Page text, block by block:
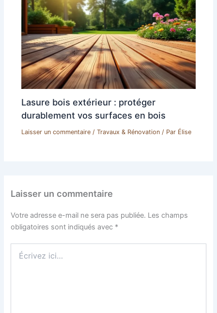
Lasure bois extérieur : protéger
durablement vos surfaces en bois
Laisser un commentaire /Travaux & Rénovation / Par Élise
Laisser un commentaire
Votre adresse e-mail ne sera pas publiée. Les champs
obligatoires sont indiqués avec *
ici…